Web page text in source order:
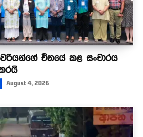
චීනයේ කළ සංචාරය
August 4, 2026